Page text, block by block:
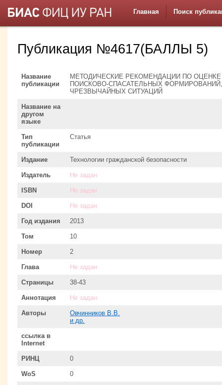
Главная Поиск
Публикация №4617(БАЛЛЫ 5)
Название
публикации
МЕТОДИЧЕСКИЕ РЕКОМЕНДАЦИИ ПО
ПОИСКОВО-СПАСАТЕЛЬНЫХ
ЧРЕЗВЫЧАЙНЫХ СИТУАЦИЙ
Название на
другом
языке
Тип
публикации
Статья
Издание Технологии гражданской безопасности
Издатель Не задан
ISBN Не задан
DOI Не задан
Год издания 2013
Том 10
Номер 2
Глава Не задан
Страницы 38-43
Аннотация Не задан
Авторы
Овчинников В.В.
и др.
ссылка в
Internet
РИНЦ 0
WoS 0